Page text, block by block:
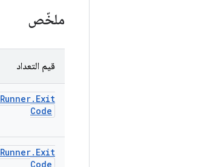
ملخّص
قيم التعداد
Runner. Exit
Code
Runner. Exit
Code